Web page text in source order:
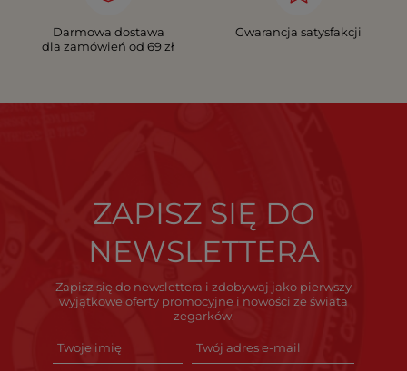
Darmowa dostawa
dla zamówień od 69 zł
Gwarancja satysfakcji
ZAPISZ SIĘ DO
NEWSLETTERA
Zapisz się do newslettera i zdobywaj jako pierwszy
wyjątkowe oferty promocyjne i nowości ze świata
zegarków.